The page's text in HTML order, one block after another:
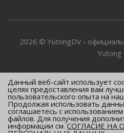
2026 © YutongDV -
Yutong
Информация о товарах и
сайте носит информационный
публичной офертой,
и ценах узнавайте
Данный веб-сайт использует
целях предоставления вам
пользовательского опыта на
Продолжая использовать
соглашаетесь с
файлов. Для получения
информации см.СОГЛАСИЕ НА